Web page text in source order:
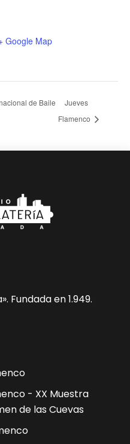
Google Map
de Baile
Jueves
Flamenco
Fundada en 1.949.
- XX Muestra
de las Cuevas